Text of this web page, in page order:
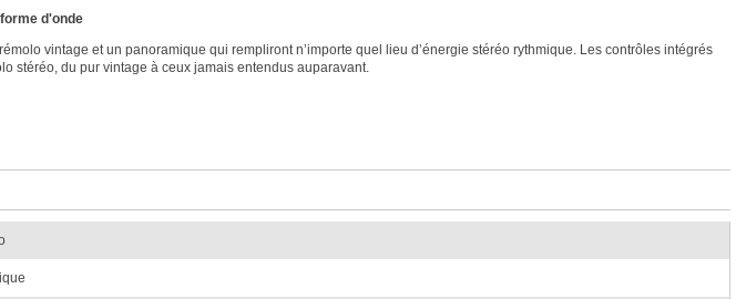
d'onde
vintage et un panoramique qui rempliront n’importe quel lieu d’énergie stéréo rythmique. Les contrôles intégrés
stéréo, du pur vintage à ceux jamais entendus auparavant.